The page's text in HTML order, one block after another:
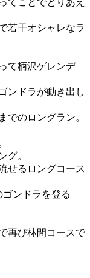
てことでとりあえ
若干オシャレなラ
て柄沢ゲレンデ
ンドラが動き出し
でのロングラン。
グ。
せるロングコース
ンドラを登る
再び林間コースで